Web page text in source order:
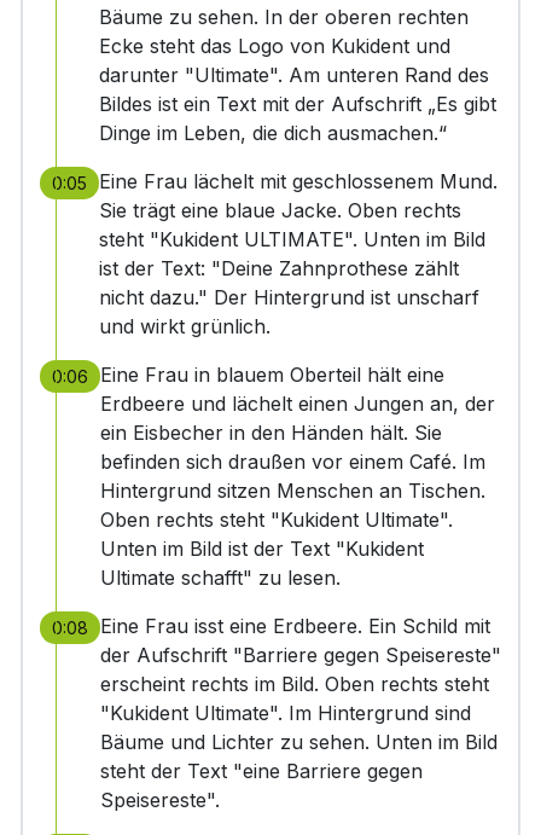
Bäume zu sehen. In der oberen rechten
Ecke steht das Logo von Kukident und
darunter "Ultimate". Am unteren Rand des
Bildes ist ein Text mit der Aufschrift „Es gibt
Dinge im Leben, die dich ausmachen.“
0:05
Eine Frau lächelt mit geschlossenem Mund.
Sie trägt eine blaue Jacke. Oben rechts
steht "Kukident ULTIMATE". Unten im Bild
ist der Text: "Deine Zahnprothese zählt
nicht dazu." Der Hintergrund ist unscharf
und wirkt grünlich.
0:06
Eine Frau in blauem Oberteil hält eine
Erdbeere und lächelt einen Jungen an, der
ein Eisbecher in den Händen hält. Sie
befinden sich draußen vor einem Café. Im
Hintergrund sitzen Menschen an Tischen.
Oben rechts steht "Kukident Ultimate".
Unten im Bild ist der Text "Kukident
Ultimate schafft" zu lesen.
0:08
Eine Frau isst eine Erdbeere. Ein Schild mit
der Aufschrift "Barriere gegen Speisereste"
erscheint rechts im Bild. Oben rechts steht
"Kukident Ultimate". Im Hintergrund sind
Bäume und Lichter zu sehen. Unten im Bild
steht der Text "eine Barriere gegen
Speisereste".